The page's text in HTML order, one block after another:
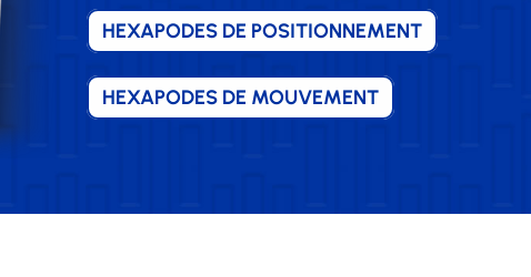
HEXAPODES DE POSITIONNEMENT
HEXAPODES DE MOUVEMENT